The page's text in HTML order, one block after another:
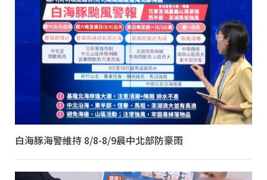
白海豚海警維持 8/8-8/9晨中北部防豪雨